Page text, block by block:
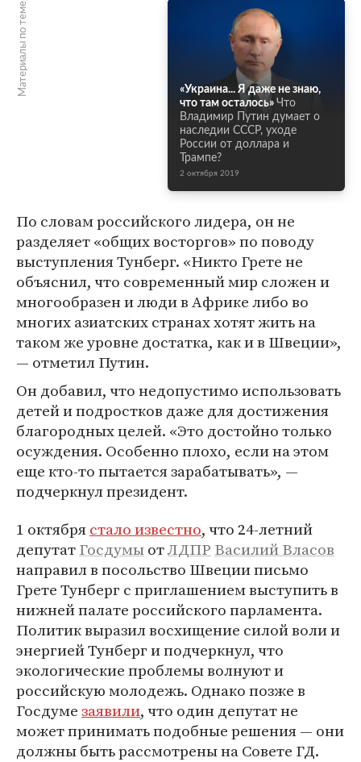
Материалы по теме
«Украина... Я даже не знаю,
что там осталось» Что
Владимир Путин думает о
наследии СССР, уходе
России от доллара и
Трампе?
2 октября 2019
По словам российского лидера, он не
разделяет «общих восторгов» по поводу
выступления Тунберг. «Никто Грете не
объяснил, что современный мир сложен и
многообразен и люди в Африке либо во
многих азиатских странах хотят жить на
таком же уровне достатка, как и в Швеции»,
— отметил Путин.
Он добавил, что недопустимо использовать
детей и подростков даже для достижения
благородных целей. «Это достойно только
осуждения. Особенно плохо, если на этом
еще кто-то пытается зарабатывать», —
подчеркнул президент.
1 октябрястало известно, что 24-летний
депутатГосдумыотЛДПР Василий Власов
направил в посольство Швеции письмо
Грете Тунберг с приглашением выступить в
нижней палате российского парламента.
Политик выразил восхищение силой воли и
энергией Тунберг и подчеркнул, что
экологические проблемы волнуют и
российскую молодежь. Однако позже в
Госдумезаявили, что один депутат не
может принимать подобные решения — они
должны быть рассмотрены на Совете ГД.